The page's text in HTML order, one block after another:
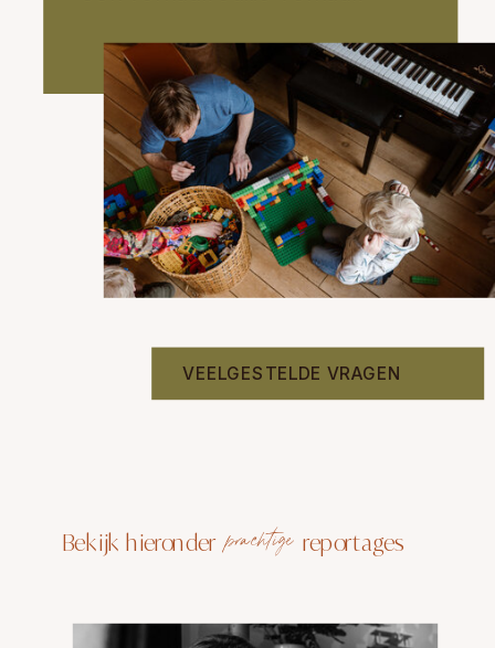
VEELGESTELDE VRAGEN
Bekijk hieronder prachtige reportages